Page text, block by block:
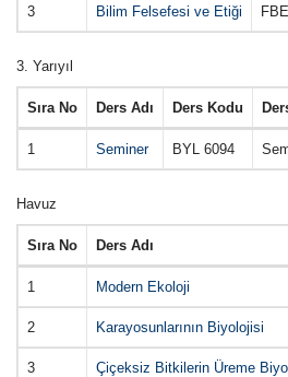
3 Bilim Felsefesi ve Etiği
3. Yarıyıl
Sıra No Ders Adı Ders Kodu
1 Seminer BYL 6094
Havuz
Sıra No Ders Adı
1 Modern Ekoloji
2 Karayosunlarının Biyolojisi
3 Çiçeksiz Bitkilerin Üreme